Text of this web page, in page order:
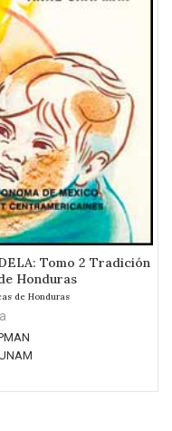
Tomo 2 Tradición
Honduras
de Honduras